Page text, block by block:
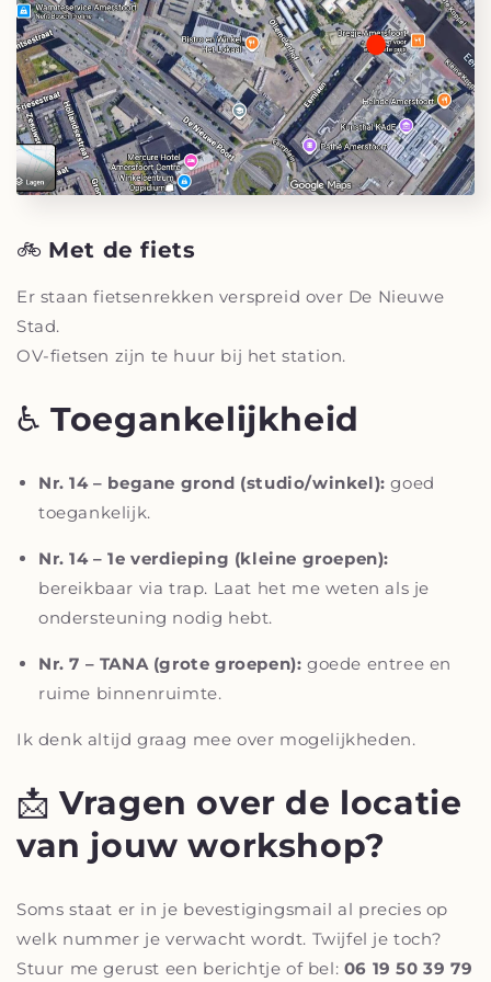
🚲 Met de fiets
Er staan fietsenrekken verspreid over De Nieuwe
Stad.
OV-fietsen zijn te huur bij het station.
♿Toegankelijkheid
Nr. 14 – begane grond (studio/winkel): goed
toegankelijk.
Nr. 14 – 1e verdieping (kleine groepen):
bereikbaar via trap. Laat het me weten als je
ondersteuning nodig hebt.
Nr. 7 – TANA (grote groepen): goede entree en
ruime binnenruimte.
Ik denk altijd graag mee over mogelijkheden.
📩Vragen over de locatie
van jouw workshop?
Soms staat er in je bevestigingsmail al precies op
welk nummer je verwacht wordt. Twijfel je toch?
Stuur me gerust een berichtje of bel: 06 19 50 39 79